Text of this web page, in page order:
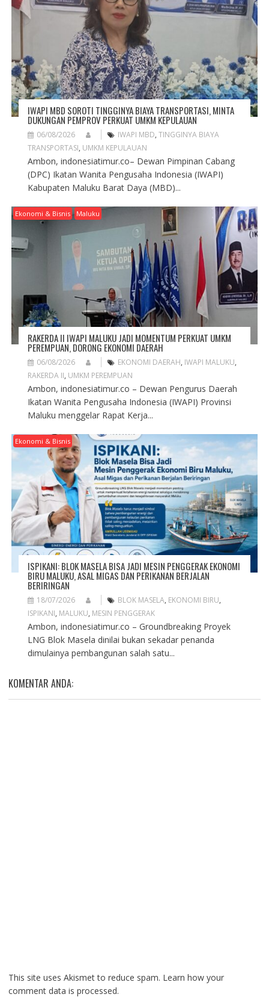
T
IWAPI MBD SOROTI TINGGINYA BIAYA TRANSPORTASI, MINTA
DUKUNGAN PEMPROV PERKUAT UMKM KEPULAUAN
06/08/2026 IWAPI MBD, TINGGINYA BIAYA
TRANSPORTASI, UMKM KEPULAUAN
Ambon, indonesiatimur.co– Dewan Pimpinan Cabang
(DPC) Ikatan Wanita Pengusaha Indonesia (IWAPI)
Kabupaten Maluku Barat Daya (MBD)...
Ekonomi & Bisnis Maluku
RAKERDA II IWAPI MALUKU JADI MOMENTUM PERKUAT UMKM
PEREMPUAN, DORONG EKONOMI DAERAH
06/08/2026 EKONOMI DAERAH, IWAPI MALUKU,
RAKERDA II, UMKM PEREMPUAN
Ambon, indonesiatimur.co – Dewan Pengurus Daerah
Ikatan Wanita Pengusaha Indonesia (IWAPI) Provinsi
Maluku menggelar Rapat Kerja...
Ekonomi & Bisnis
ISPIKANI: BLOK MASELA BISA JADI MESIN PENGGERAK EKONOMI
BIRU MALUKU, ASAL MIGAS DAN PERIKANAN BERJALAN
BERIRINGAN
18/07/2026 BLOK MASELA, EKONOMI BIRU,
ISPIKANI, MALUKU, MESIN PENGGERAK
Ambon, indonesiatimur.co – Groundbreaking Proyek
LNG Blok Masela dinilai bukan sekadar penanda
dimulainya pembangunan salah satu...
KOMENTAR ANDA:
This site uses Akismet to reduce spam. Learn how your
comment data is processed.